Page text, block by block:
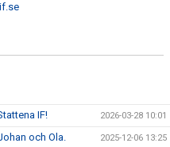
IF! 2026-03-28 10:01
och Ola. 2025-12-06 13:25